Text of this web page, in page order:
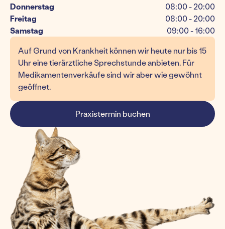
Donnerstag
08:00 - 20:00
Freitag
08:00 - 20:00
Samstag
09:00 - 16:00
Auf Grund von Krankheit können wir heute nur bis 15
Uhr eine tierärztliche Sprechstunde anbieten. Für
Medikamentenverkäufe sind wir aber wie gewöhnt
geöffnet.
Praxistermin buchen